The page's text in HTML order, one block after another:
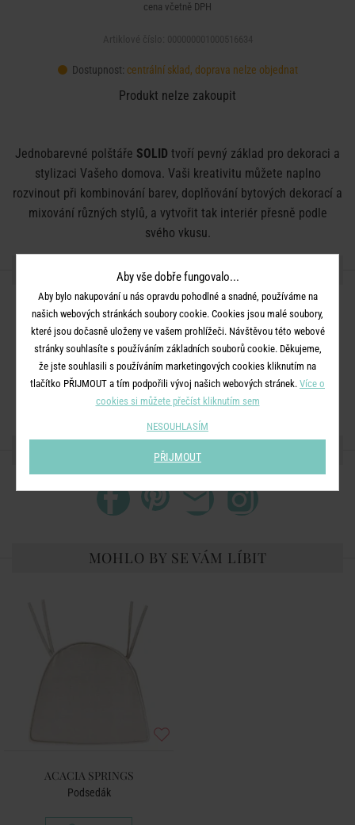
cena včetně DPH
Dostupnost: centrální sklad, doprava nelze objednat
Produkt nelze zakoupit
Jednobarevné polštáře SOLID tvoří pevný základ pro dekoraci a
stylizaci Vašeho domova. Vaši kreativitu můžete naplno
rozvinout při kombinování barev, doplňování bytových dekorací a
mixování různých stylů, a vytvořit tak interiér přesně podle
svého vkusu.
DETAILY PRODUKTU
Rozměry: D 40 x Š 40 x V 8 cm
Materiál:potah 100% bavlna, výplň 100% polyester
Další informace:Neprat, nebělit, nesušit. Lze žehlit při střední
teplotě. Chemické čištění se nedoporučuje. Utírejte vlhkým
hadříkem.
SDÍLEJTE S PŘÁTELI
MOHLO BY SE VÁM LÍBIT
ACACIA SPRINGS
Podsedák
Aby vše dobře fungovalo...
Aby bylo nakupování u nás opravdu pohodlné a snadné, používáme na
našich webových stránkách soubory cookie. Cookies jsou malé soubory,
které jsou dočasně uloženy ve vašem prohlížeči. Návštěvou této webové
stránky souhlasíte s používáním základních souborů cookie. Děkujeme,
že jste souhlasili s používáním marketingových cookies kliknutím na
tlačítko PŘIJMOUT a tím podpořili vývoj našich webových stránek. Více o
cookies si můžete přečíst kliknutím sem
NESOUHLASÍM
PŘIJMOUT